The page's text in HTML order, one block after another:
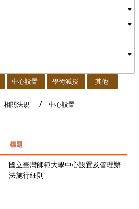
中心設置 學術減授 其他
相關法規 中心設置
標題
國立臺灣師範大學中心設置及管理辦
法施行細則